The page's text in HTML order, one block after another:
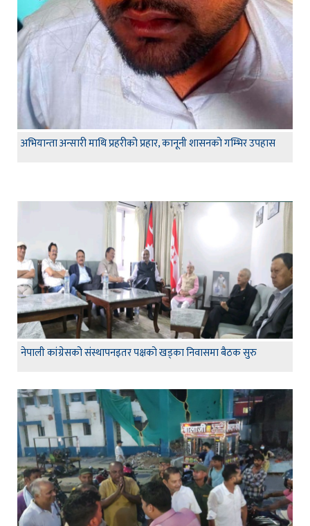
अभियान्ता अन्सारी माथि प्रहरीको प्रहार, कानूनी शासनको गम्भिर उपहास
नेपाली कांग्रेसको संस्थापनइतर पक्षको खड्का निवासमा बैठक सुरु